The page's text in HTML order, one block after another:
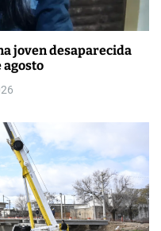
joven desaparecida
agosto